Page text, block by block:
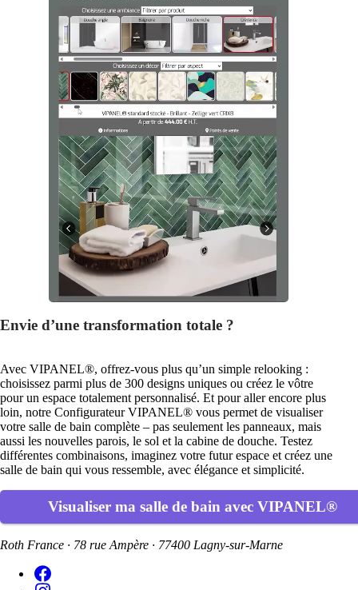
Envie d’une transformation totale ?
Avec VIPANEL®, offrez-vous plus qu’un simple relooking :
choisissez parmi plus de 300 designs uniques ou créez le vôtre
pour un espace totalement personnalisé. Et pour aller encore plus
loin, notre Configurateur VIPANEL® vous permet de visualiser
votre salle de bain complète – pas seulement les panneaux, mais
aussi les nouvelles parois, le sol et la cabine de douche. Testez
différentes combinaisons, imaginez votre futur espace et créez une
salle de bain qui vous ressemble, avec élégance et simplicité.
Visualiser ma salle de bain avec VIPANEL®
Roth France · 78 rue Ampère · 77400 Lagny-sur-Marne